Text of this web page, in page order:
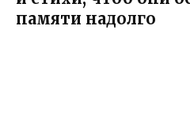
памяти надолго